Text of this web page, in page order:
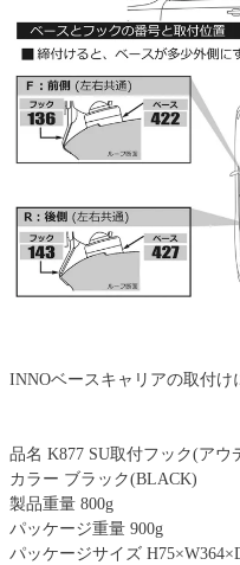
INNOベースキャリアの取付け
品名 K877 SU取付フック(アウ
カラー ブラック(BLACK)
製品重量 800g
パッケージ重量 900g
パッケージサイズ